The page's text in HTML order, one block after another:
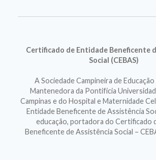
Certificado de Entidade Beneficente
Social (CEBAS)
A Sociedade Campineira de
Mantenedora da Pontifícia
Campinas e do Hospital e Maternidade
Entidade Beneficente de Assistência
educação, portadora do Certificado
Beneficente de Assistência Social –